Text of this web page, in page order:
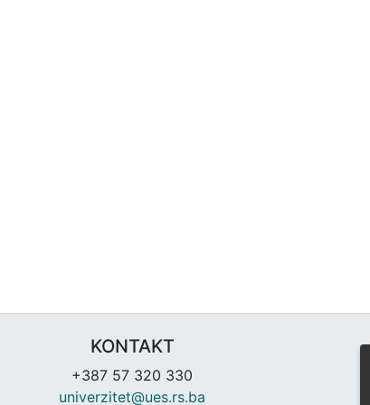
KONTAKT
+387 57 320 330
univerzitet@ues.rs.ba